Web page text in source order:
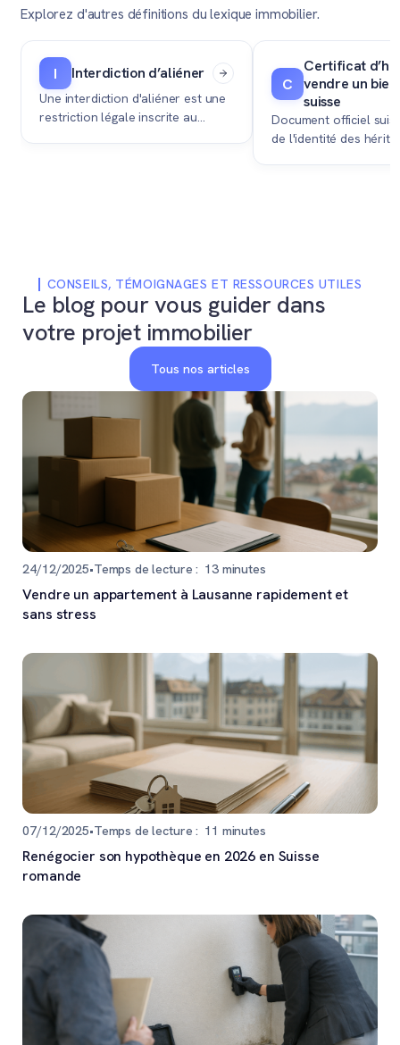
Explorez d'autres définitions du lexique immobilier.
I Interdiction d’aliéner
Une interdiction d'aliéner est une
restriction légale inscrite au
C
Certificat
vendre un bien
suisse
Document officiel
de l'identité des
CONSEILS, TÉMOIGNAGES ET RESSOURCES UTILES
Le blog pour vous guider dans
votre projet immobilier
Tous nos articles
24/12/2025•Temps de lecture : 13minutes
Vendre un appartement à Lausanne rapidement et
sans stress
07/12/2025•Temps de lecture : 11 minutes
Renégocier son hypothèque en 2026 en Suisse
romande